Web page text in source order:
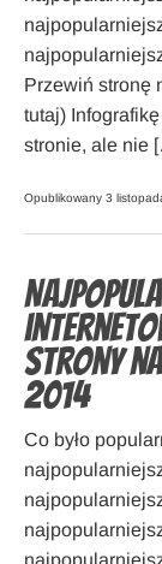
Przewiń stronę
tutaj)
stronie, ale nie
Opublikowany 3
strony na
2014
Co było